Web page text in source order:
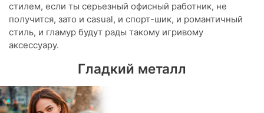
стилем, если ты серьезный офисный работник, не
получится, зато и casual, и спорт-шик, и романтичный
стиль, и гламур будут рады такому игривому
аксессуару.
Гладкий металл